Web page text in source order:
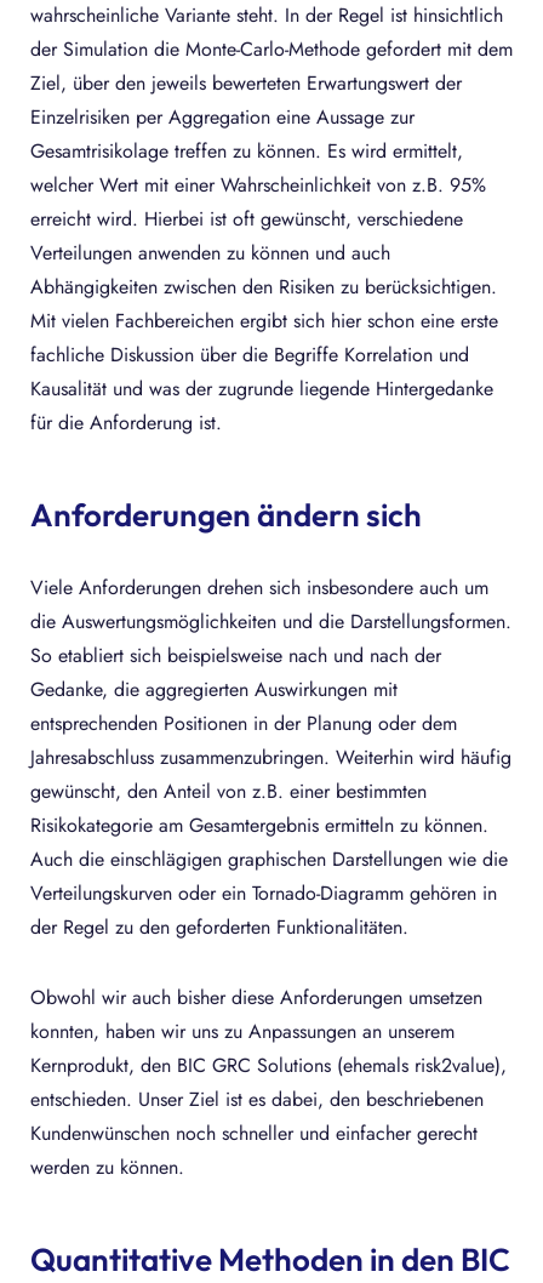
wahrscheinliche Variante steht. In der Regel ist hinsichtlich
der Simulation die Monte-Carlo-Methode gefordert mit dem
Ziel, über den jeweils bewerteten Erwartungswert der
Einzelrisiken per Aggregation eine Aussage zur
Gesamtrisikolage treffen zu können. Es wird ermittelt,
welcher Wert mit einer Wahrscheinlichkeit von z.B. 95%
erreicht wird. Hierbei ist oft gewünscht, verschiedene
Verteilungen anwenden zu können und auch
Abhängigkeiten zwischen den Risiken zu berücksichtigen.
Mit vielen Fachbereichen ergibt sich hier schon eine erste
fachliche Diskussion über die Begriffe Korrelation und
Kausalität und was der zugrunde liegende Hintergedanke
für die Anforderung ist.
Anforderungen ändern sich
Viele Anforderungen drehen sich insbesondere auch um
die Auswertungsmöglichkeiten und die Darstellungsformen.
So etabliert sich beispielsweise nach und nach der
Gedanke, die aggregierten Auswirkungen mit
entsprechenden Positionen in der Planung oder dem
Jahresabschluss zusammenzubringen. Weiterhin wird häufig
gewünscht, den Anteil von z.B. einer bestimmten
Risikokategorie am Gesamtergebnis ermitteln zu können.
Auch die einschlägigen graphischen Darstellungen wie die
Verteilungskurven oder ein Tornado-Diagramm gehören in
der Regel zu den geforderten Funktionalitäten.
Obwohl wir auch bisher diese Anforderungen umsetzen
konnten, haben wir uns zu Anpassungen an unserem
Kernprodukt, den BIC GRC Solutions (ehemals risk2value),
entschieden. Unser Ziel ist es dabei, den beschriebenen
Kundenwünschen noch schneller und einfacher gerecht
werden zu können.
Quantitative Methoden in den BIC